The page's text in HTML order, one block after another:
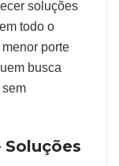
soluções
todo o
porte
busca
Soluções